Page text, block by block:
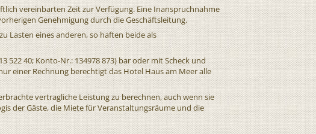
vereinbarten Zeit zur Verfügung. Eine Inanspruchnahme
Genehmigung durch die Geschäftsleitung.
Lasten eines anderen, so haften beide als
522 40; Konto-Nr.: 134978 873) bar oder mit Scheck und
einer Rechnung berechtigt das Hotel Haus am Meer alle
vertragliche Leistung zu berechnen, auch wenn sie
der Gäste, die Miete für Veranstaltungsräume und die